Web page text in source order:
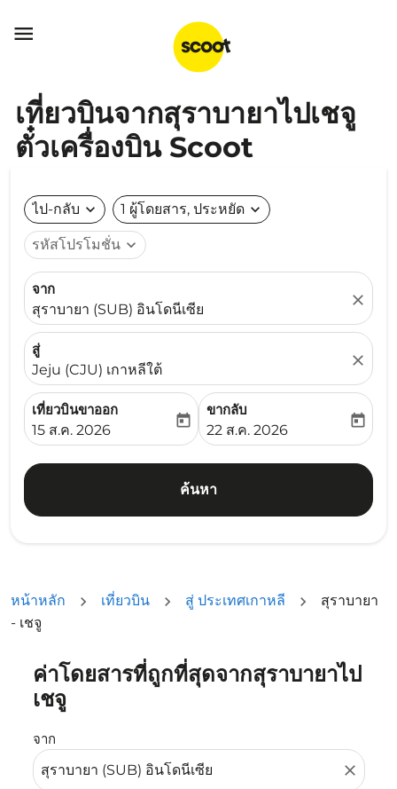

เที่ยวบินจากสุราบายาไปเชจู
ตั๋วเครื่องบิน Scoot
ไป-กลับ expand_more 1 ผู้โดยสาร, ประหยัด expand_more
รหัสโปรโมชั่น expand_more
จาก
สุราบายา (SUB) อินโดนีเซีย
close
สู่
Jeju (CJU) เกาหลีใต้
close
เที่ยวบินขาออก
fc-booking-departure-date-aria-label
15 ส.ค. 2026
today
ขากลับ
fc-booking-return-date-
22 ส.ค. 2026
today
ค้นหา
หน้าหลัก เที่ยวบิน สู่ ประเทศเกาหลี
สุราบายา
- เชจู
ค่าโดยสารที่ถูกที่สุดจากสุราบายาไป
เชจู
จาก
close
ลองอัปเดตเส้นทางของคุณ (ต้นทางและ/หรือปลายทาง) หรื